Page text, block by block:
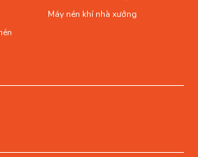
Máy nén khí nhà xưởng